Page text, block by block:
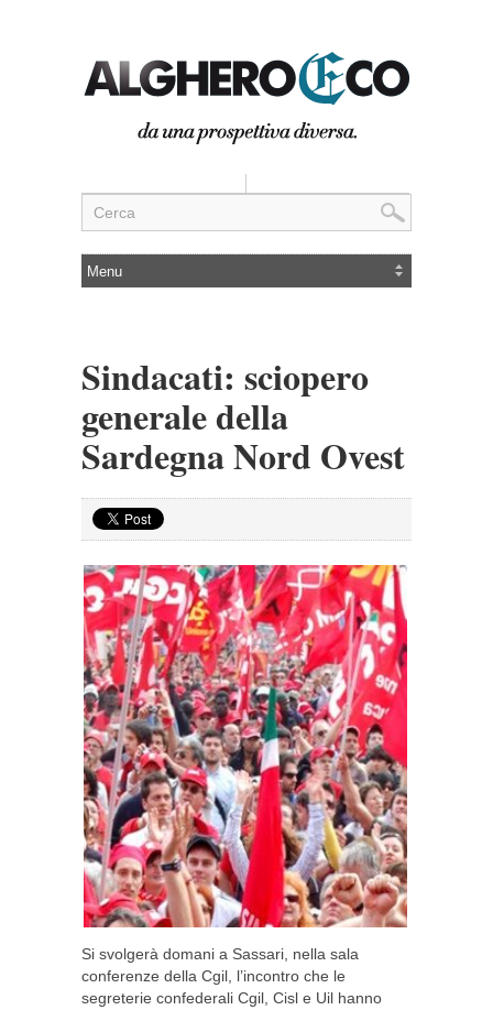
Sindacati: sciopero
generale della
Sardegna Nord Ovest
Si svolgerà domani a Sassari, nella sala
conferenze della Cgil, l’incontro che le
segreterie confederali Cgil, Cisl e Uil hanno